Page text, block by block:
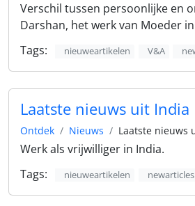
Verschil tussen persoonlijke en
Darshan, het werk van Moeder
Tags:
nieuweartikelen V&A
Laatste nieuws uit India
Ontdek Nieuws Laatste nieuws
Werk als vrijwilliger in India.
Tags:
nieuweartikelen newarticles